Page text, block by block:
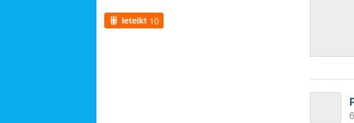
Ieteikt 10